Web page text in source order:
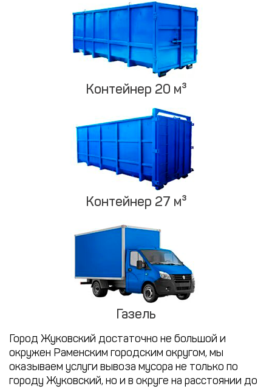
Контейнер 20 м³
Контейнер 27 м³
Газель
Город Жуковский достаточно не большой и
окружен Раменским городским округом, мы
оказываем услуги вывоза мусора не только по
городу Жуковский, но и в округе на расстоянии до